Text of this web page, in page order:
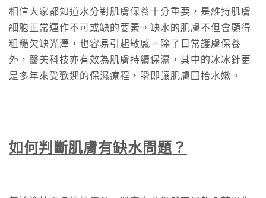
相信大家都知道水分對肌膚保養十分重要，是維持肌膚
細胞正常運作不可或缺的要素。缺水的肌膚不但會顯得
粗糙欠缺光澤，也容易引起敏感。除了日常護膚保養
外，醫美科技亦有效為肌膚持續保濕，其中的冰冰針更
是多年來受歡迎的保濕療程，瞬即讓肌膚回拾水嫩。
如何判斷肌膚有缺水問題 ？